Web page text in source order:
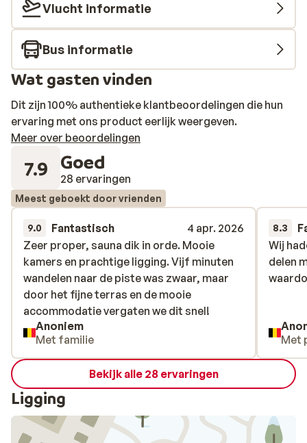
Vlucht informatie
Bus informatie
Wat gasten vinden
Dit zijn 100% authentieke klantbeoordelingen die hun
ervaring met ons product eerlijk weergeven.
Meer over beoordelingen
7.9 Goed
28 ervaringen
Meest geboekt door vrienden
9.0 Fantastisch
4 apr. 2026
Zeer proper, sauna dik in orde. Mooie
kamers en prachtige ligging. Vijf minuten
wandelen naar de piste was zwaar, maar
door het fijne terras en de mooie
accommodatie vergaten we dit snel!
Zeer proper, sauna dik in orde. Mooie
kamers en prachtige ligging. Vijf minuten
wandelen naar de piste was zwaar, maar
door het fijne terras en de mooie
accommodatie vergaten we dit snel!
Anoniem
Met familie
8.3
Wij
delen
Wij
delen
Met
Bekijk alle 28 ervaringen
Ligging